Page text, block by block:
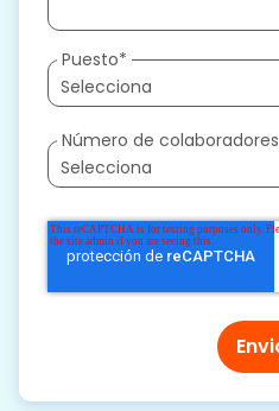
Puesto*
Número de colaboradores